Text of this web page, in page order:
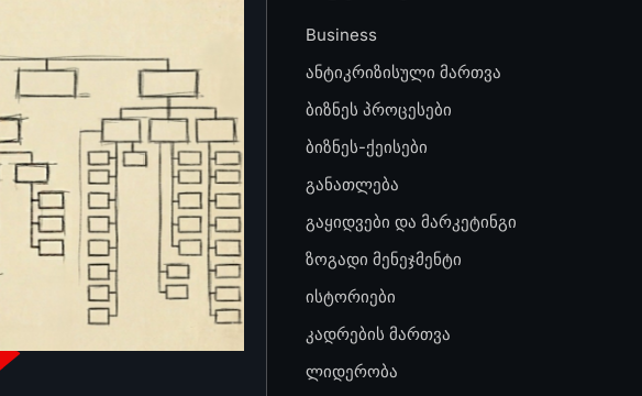
Business
ანტიკრიზისული მართვა
ბიზნეს პროცესები
ბიზნეს-ქეისები
განათლება
გაყიდვები და მარკეტინგი
ზოგადი მენეჯმენტი
ისტორიები
კადრების მართვა
ლიდერობა